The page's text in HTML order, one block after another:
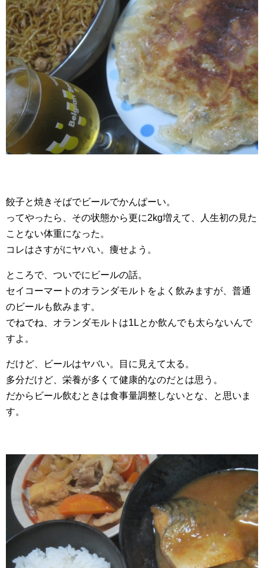
餃子と焼きそばでビールでかんぱーい。
ってやったら、その状態から更に2kg増えて、人生初の見た
ことない体重になった。
コレはさすがにヤバい。痩せよう。
ところで、ついでにビールの話。
セイコーマートのオランダモルトをよく飲みますが、普通
のビールも飲みます。
でねでね、オランダモルトは1Lとか飲んでも太らないんで
すよ。
だけど、ビールはヤバい。目に見えて太る。
多分だけど、栄養が多くて健康的なのだとは思う。
だからビール飲むときは食事量調整しないとな、と思いま
す。